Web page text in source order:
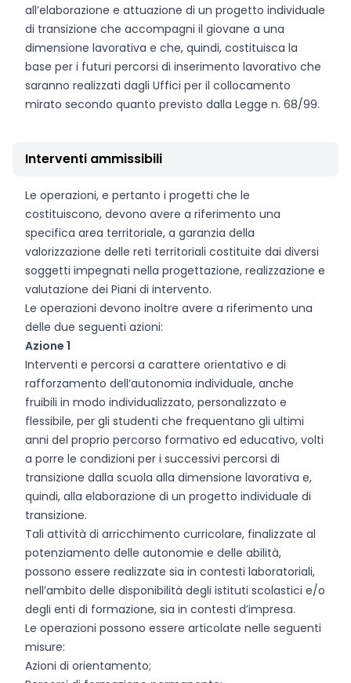
all’elaborazione e attuazione di un progetto individuale
di transizione che accompagni il giovane a una
dimensione lavorativa e che, quindi, costituisca la
base per i futuri percorsi di inserimento lavorativo che
saranno realizzati dagli Uffici per il collocamento
mirato secondo quanto previsto dalla Legge n. 68/99.
Interventi ammissibili
Le operazioni, e pertanto i progetti che le
costituiscono, devono avere a riferimento una
specifica area territoriale, a garanzia della
valorizzazione delle reti territoriali costituite dai diversi
soggetti impegnati nella progettazione, realizzazione e
valutazione dei Piani di intervento.
Le operazioni devono inoltre avere a riferimento una
delle due seguenti azioni:
Azione 1
Interventi e percorsi a carattere orientativo e di
rafforzamento dell’autonomia individuale, anche
fruibili in modo individualizzato, personalizzato e
flessibile, per gli studenti che frequentano gli ultimi
anni del proprio percorso formativo ed educativo, volti
a porre le condizioni per i successivi percorsi di
transizione dalla scuola alla dimensione lavorativa e,
quindi, alla elaborazione di un progetto individuale di
transizione.
Tali attività di arricchimento curricolare, finalizzate al
potenziamento delle autonomie e delle abilità,
possono essere realizzate sia in contesti laboratoriali,
nell’ambito delle disponibilità degli istituti scolastici e/o
degli enti di formazione, sia in contesti d’impresa.
Le operazioni possono essere articolate nelle seguenti
misure:
Azioni di orientamento;